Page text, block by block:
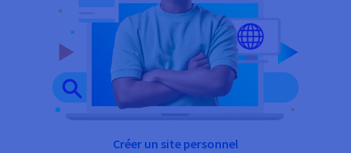
Créer un site personnel